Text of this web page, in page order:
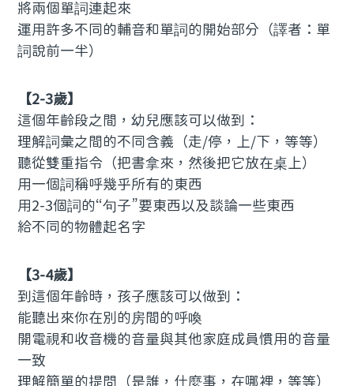
將兩個單詞連起來
運用許多不同的輔音和單詞的開始部分（譯者：單
詞說前一半）
【2-3歲】
這個年齡段之間，幼兒應該可以做到：
理解詞彙之間的不同含義（走/停，上/下，等等）
聽從雙重指令（把書拿來，然後把它放在桌上）
用一個詞稱呼幾乎所有的東西
用2-3個詞的“句子”要東西以及談論一些東西
給不同的物體起名字
【3-4歲】
到這個年齡時，孩子應該可以做到：
能聽出來你在別的房間的呼喚
開電視和收音機的音量與其他家庭成員慣用的音量
一致